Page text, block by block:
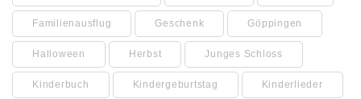
Familienausflug Geschenk Göppingen
Halloween Herbst Junges Schloss
Kinderbuch Kindergeburtstag Kinderlieder